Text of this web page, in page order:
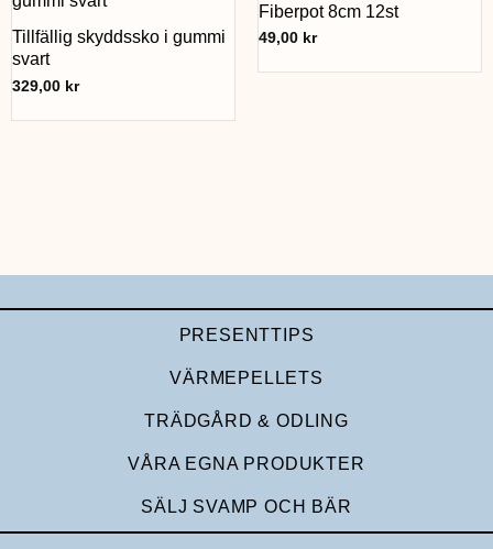
Tillfällig skyddssko i gummi
svart
329,00 kr
Fiberpot 8cm 12st
49,00 kr
PRESENTTIPS
VÄRMEPELLETS
TRÄDGÅRD & ODLING
VÅRA EGNA PRODUKTER
SÄLJ SVAMP OCH BÄR